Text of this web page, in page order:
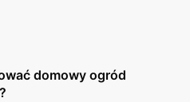
domowy ogród